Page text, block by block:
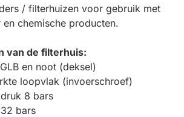
/ filterhuizen voor gebruik met
chemische producten.
van de filterhuis:
en noot (deksel)
loopvlak (invoerschroef)
8 bars
bars